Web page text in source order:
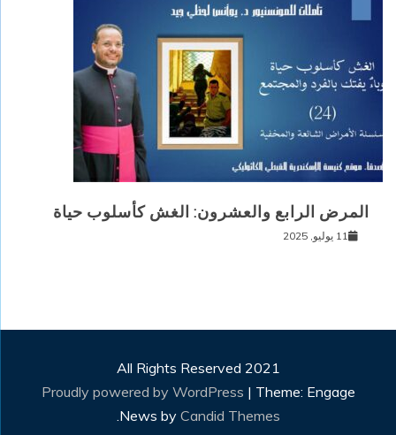
المرض الرابع والعشرون: الغش كأسلوب حياة
11 يوليو, 2025
All Rights Reserved 2021
Proudly powered by WordPress | Theme: Engage
News by Candid Themes
.